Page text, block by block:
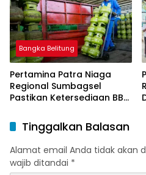
Bangka Belitung
Pertamina Patra Niaga
Regional Sumbagsel
Pastikan Ketersediaan BBM
Ramadan dan Menjelang
Idulfitri
Tinggalkan Balasan
Alamat email Anda tidak akan
wajib ditandai *